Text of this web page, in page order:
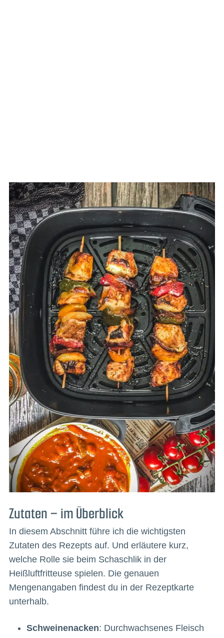
Zutaten – im Überblick
In diesem Abschnitt führe ich die wichtigsten
Zutaten des Rezepts auf. Und erläutere kurz,
welche Rolle sie beim Schaschlik in der
Heißluftfritteuse spielen. Die genauen
Mengenangaben findest du in der Rezeptkarte
unterhalb.
Schweinenacken: Durchwachsenes Fleisch